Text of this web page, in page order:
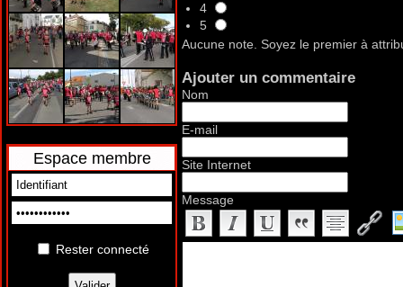
Espace membre
Rester connecté
4
5
Aucune note. Soyez le premier à
Ajouter un commentaire
Nom
E-mail
Site Internet
Message